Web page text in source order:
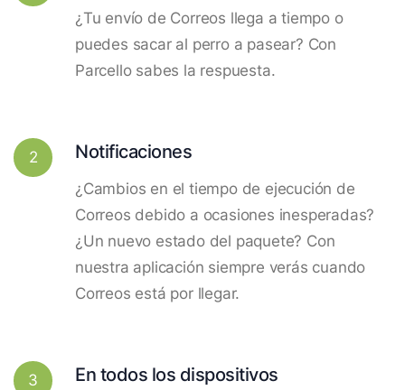
¿Tu envío de Correos llega a tiempo o
puedes sacar al perro a pasear? Con
Parcello sabes la respuesta.
2 Notificaciones
¿Cambios en el tiempo de ejecución de
Correos debido a ocasiones inesperadas?
¿Un nuevo estado del paquete? Con
nuestra aplicación siempre verás cuando
Correos está por llegar.
3 En todos los dispositivos